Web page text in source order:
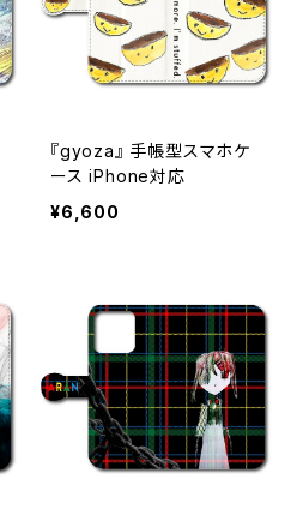
『gyoza』 手帳型スマホケ
ース iPhone対応
¥6,600